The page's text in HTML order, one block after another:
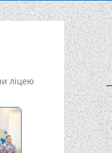
ліцею